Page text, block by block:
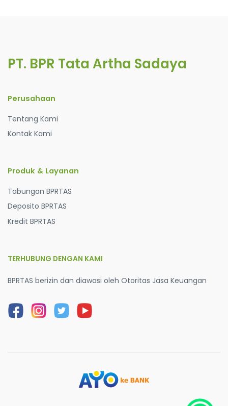
PT. BPR Tata Artha Sadaya
Perusahaan
Tentang Kami
Kontak Kami
Produk & Layanan
Tabungan BPRTAS
Deposito BPRTAS
Kredit BPRTAS
TERHUBUNG DENGAN KAMI
BPRTAS berizin dan diawasi oleh Otoritas Jasa Keuangan